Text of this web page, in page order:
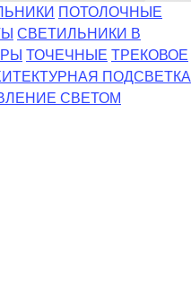
ПОТОЛОЧНЫЕ
СВЕТИЛЬНИКИ В
ТОЧЕЧНЫЕ ТРЕКОВОЕ
ПОДСВЕТКА
СВЕТОМ